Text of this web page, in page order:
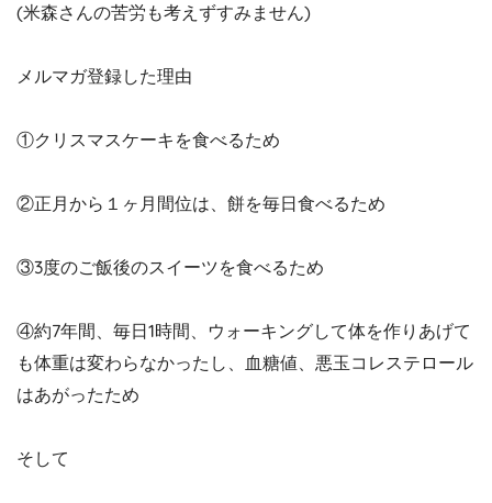
(米森さんの苦労も考えずすみません)
メルマガ登録した理由
①クリスマスケーキを食べるため
②正月から１ヶ月間位は、餅を毎日食べるため
③3度のご飯後のスイーツを食べるため
④約7年間、毎日1時間、ウォーキングして体を作りあげて
も体重は変わらなかったし、血糖値、悪玉コレステロール
はあがったため
そして